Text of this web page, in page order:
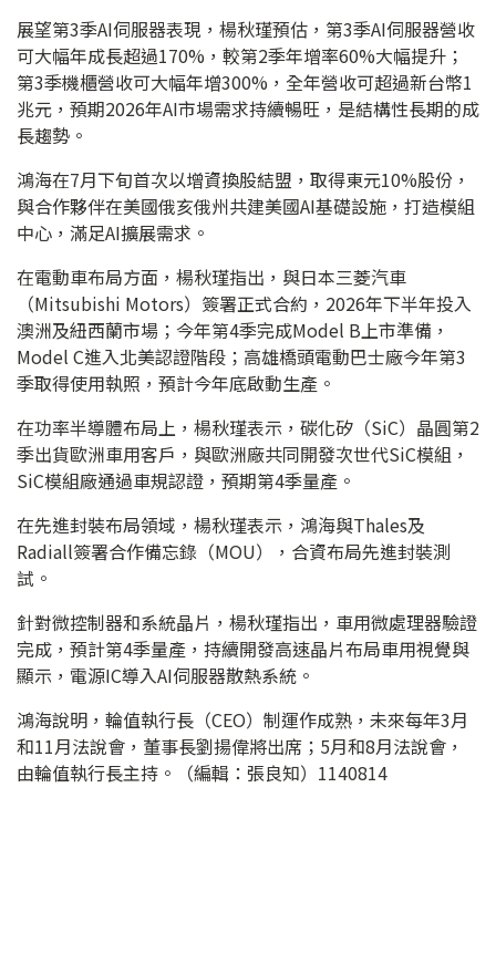
展望第3季AI伺服器表現，楊秋瑾預估，第3季AI伺服器營收
可大幅年成長超過170%，較第2季年增率60%大幅提升；
第3季機櫃營收可大幅年增300%，全年營收可超過新台幣1
兆元，預期2026年AI市場需求持續暢旺，是結構性長期的成
長趨勢。
鴻海在7月下旬首次以增資換股結盟，取得東元10%股份，
與合作夥伴在美國俄亥俄州共建美國AI基礎設施，打造模組
中心，滿足AI擴展需求。
在電動車布局方面，楊秋瑾指出，與日本三菱汽車
（Mitsubishi Motors）簽署正式合約，2026年下半年投入
澳洲及紐西蘭市場；今年第4季完成Model B上市準備，
Model C進入北美認證階段；高雄橋頭電動巴士廠今年第3
季取得使用執照，預計今年底啟動生產。
在功率半導體布局上，楊秋瑾表示，碳化矽（SiC）晶圓第2
季出貨歐洲車用客戶，與歐洲廠共同開發次世代SiC模組，
SiC模組廠通過車規認證，預期第4季量產。
在先進封裝布局領域，楊秋瑾表示，鴻海與Thales及
Radiall簽署合作備忘錄（MOU），合資布局先進封裝測
試。
針對微控制器和系統晶片，楊秋瑾指出，車用微處理器驗證
完成，預計第4季量產，持續開發高速晶片布局車用視覺與
顯示，電源IC導入AI伺服器散熱系統。
鴻海說明，輪值執行長（CEO）制運作成熟，未來每年3月
和11月法說會，董事長劉揚偉將出席；5月和8月法說會，
由輪值執行長主持。（編輯：張良知）1140814